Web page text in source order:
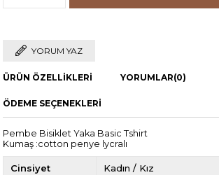
YORUM YAZ
ÜRÜN ÖZELLIKLERI YORUMLAR(0)
ÖDEME SEÇENEKLERI
Pembe Bisiklet Yaka Basic Tshirt
Kumaş :cotton penye lycralı
Cinsiyet Kadın / Kız